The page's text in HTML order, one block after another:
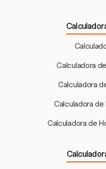
Calculadora
Calculadora
Calculadora de
Calculadora de